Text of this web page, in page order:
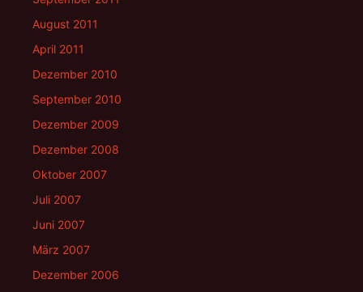
August 2011
April 2011
Dezember 2010
September 2010
Dezember 2009
Dezember 2008
Oktober 2007
Juli 2007
Juni 2007
März 2007
Dezember 2006